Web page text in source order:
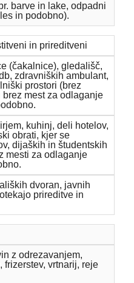
barve in lake, odpadni
in podobno).
in prireditveni
(čakalnice), gledališč,
zdravniških ambulant,
prostori (brez
mest za odlaganje
kuhinj, deli hotelov,
obrati, kjer se
dijaških in študentskih
mesti za odlaganje
dvoran, javnih
prireditve in
z odrezavanjem,
frizerstev, vrtnarij, reje